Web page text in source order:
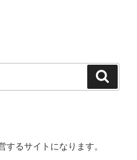
するサイトになります。